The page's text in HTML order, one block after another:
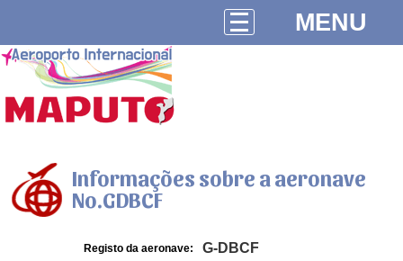
MENU
Informações sobre a aeronave
No.GDBCF
Registo da aeronave: G-DBCF